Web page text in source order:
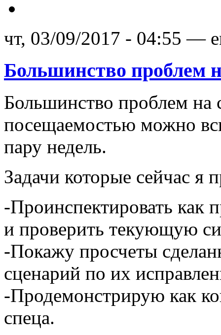
чт, 03/09/2017 - 04:55 —
Большинство проблем
Большинство проблем на
посещаемостью можно
пару недель.
Задачи которые сейчас я
-Проинспектировать как
и проверить текующую
-Покажу просчеты
сценарий по их
-Продемонстрирую как
спеца.